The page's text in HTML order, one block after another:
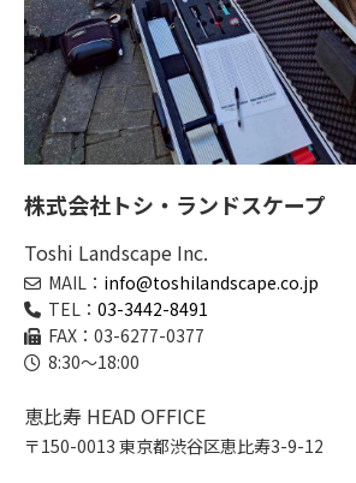
株式会社トシ・ランドスケープ
Toshi Landscape Inc.
MAIL： info@toshilandscape.co.jp
TEL： 03-3442-8491
FAX：03-6277-0377
8:30～18:00
恵比寿 HEAD OFFICE
〒150-0013 東京都渋谷区恵比寿3-9-12